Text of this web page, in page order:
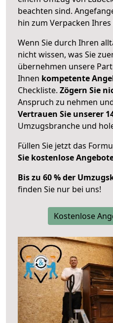
beachten sind.
hin zum Verpacken
Wenn Sie durch Ihren
nicht wissen, was Sie
übernehmen unsere
Ihnen kompetente
Checkliste. Zögern Sie
Anspruch zu nehmen
Vertrauen Sie unserer
Umzugsbranche und
Füllen Sie jetzt das
Sie kostenlose
Bis zu 60 % der
finden Sie nur bei uns!
Kostenlose